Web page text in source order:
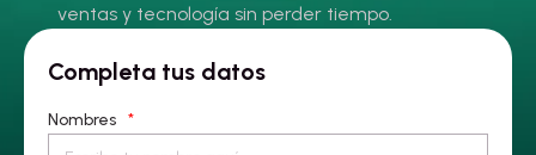
ventas y tecnología sin perder tiempo.
Completa tus datos
Nombres *